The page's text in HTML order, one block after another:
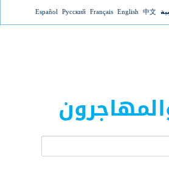
Jump to navigation
中文
English
Français
Русский
Español